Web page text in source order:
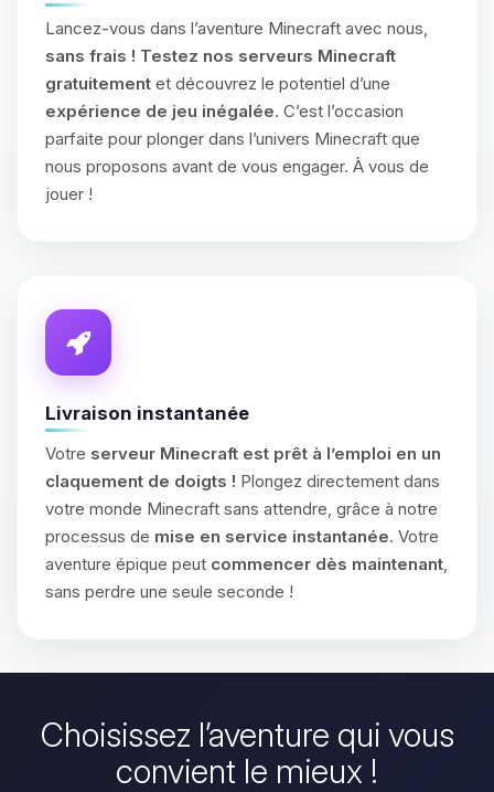
Lancez-vous dans l’aventure Minecraft avec nous,
sans frais ! Testez nos serveurs Minecraft
gratuitement et découvrez le potentiel d’une
expérience de jeu inégalée. C’est l’occasion
parfaite pour plonger dans l’univers Minecraft que
nous proposons avant de vous engager. À vous de
jouer !
Livraison instantanée
Votre serveur Minecraft est prêt à l’emploi en un
claquement de doigts ! Plongez directement dans
votre monde Minecraft sans attendre, grâce à notre
processus de mise en service instantanée. Votre
aventure épique peut commencer dès maintenant
sans perdre une seule seconde !
Choisissez l’aventure qui vous
convient le mieux !